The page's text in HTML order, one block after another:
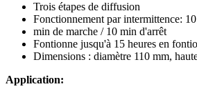
Trois étapes de diffusion
Fonctionnement par intermittence: 10
min de marche / 10 min d'arrêt
Fontionne jusqu'à 15 heures en
Dimensions : diamètre 110 mm,
Application: